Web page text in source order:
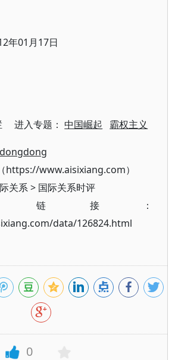
年01月17日
进入专题：中国崛起 霸权主义
https://www.aisixiang.com）
关系> 国际关系时评
链接：
data/126824.html
0